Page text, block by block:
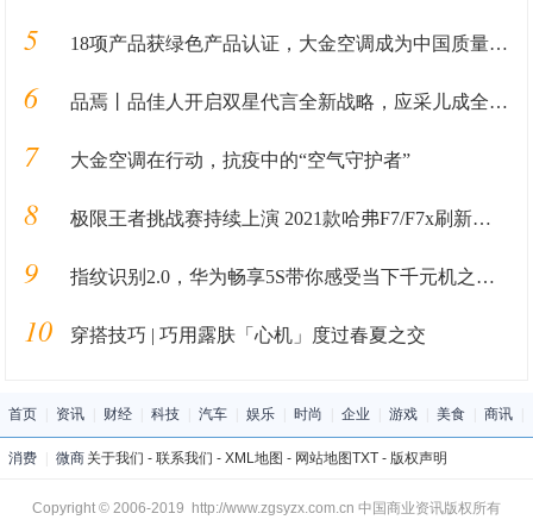
5 18项产品获绿色产品认证，大金空调成为中国质量认证中心“绿色产品首批获证企业”
6 品焉丨品佳人开启双星代言全新战略，应采儿成全新代言人
7 大金空调在行动，抗疫中的“空气守护者”
8 极限王者挑战赛持续上演 2021款哈弗F7/F7x刷新智能驾驶新视野
9 指纹识别2.0，华为畅享5S带你感受当下千元机之动感
10 穿搭技巧 | 巧用露肤「心机」度过春夏之交
首页 资讯 财经 科技 汽车 娱乐 时尚 企业 游戏 美食 商讯
消费 微商 关于我们 - 联系我们 - XML地图 - 网站地图TXT- 版权声明
Copyright © 2006-2019 http://www.zgsyzx.com.cn 中国商业资讯版权所有